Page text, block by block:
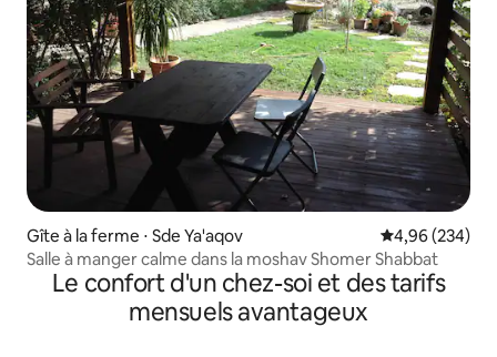
Gîte à la ferme ⋅ Sde Ya'aqov Évaluation
4,96 (234)
Salle à manger calme dans la moshav Shomer Shabbat
Le confort d'un chez-soi et des tarifs
mensuels avantageux